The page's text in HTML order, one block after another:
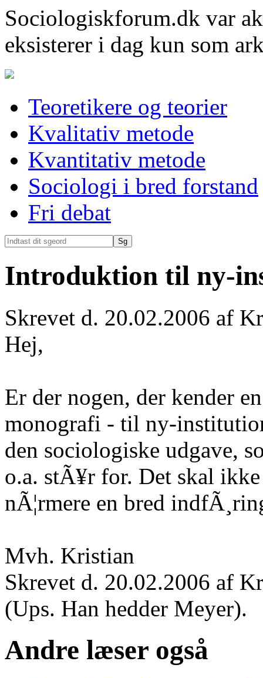
Sociologiskforum.dk var
eksisterer i dag kun som
Teoretikere og teorier
Kvalitativ metode
Kvantitativ metode
Sociologi i bred forstand
Fri debat
Introduktion til ny-
Skrevet d. 20.02.2006 af
Hej,
Er der nogen, der kender
monografi - til ny-
den sociologiske udgave,
o.a. stÃ¥r for. Det skal
nÃ¦rmere en bred
Mvh. Kristian
Skrevet d. 20.02.2006 af
(Ups. Han hedder Meyer).
Andre læser også